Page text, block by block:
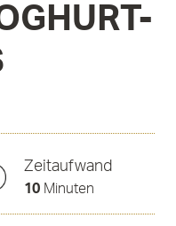
Zeitaufwand
10Minuten